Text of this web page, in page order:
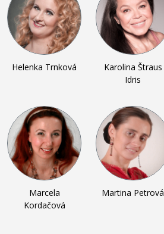
Helenka Trnková
Karolina Štraus
Idris
Marcela
Kordačová
Martina Petrová